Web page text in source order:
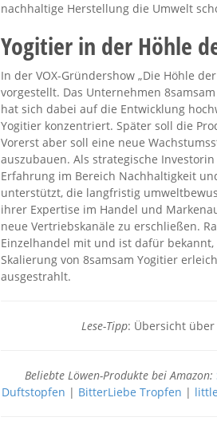
nachhaltige Herstellung die Umwelt
Yogitier in der Höhle
In der VOX-Gründershow „Die Höhle
vorgestellt. Das Unternehmen
hat sich dabei auf die Entwicklung
Yogitier konzentriert. Später soll die
Vorerst aber soll eine neue
auszubauen. Als strategische
Erfahrung im Bereich Nachhaltigkeit
unterstützt, die langfristig
ihrer Expertise im Handel und
neue Vertriebskanäle zu erschließen.
Einzelhandel mit und ist dafür
Skalierung von 8samsam Yogitier
ausgestrahlt.
Lese-Tipp: Übersicht über
Beliebte Löwen-Produkte bei Amazon:
Duftstopfen | BitterLiebe Tropfen |